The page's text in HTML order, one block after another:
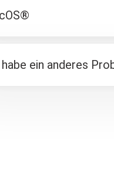
ein anderes